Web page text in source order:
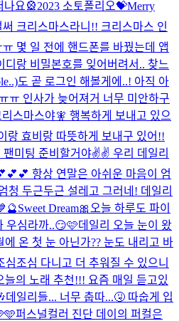
나요🎡2023 소토폴리오💝Merry
크리스마스라니!! 크리스마스 인
몇 일 전에 핸드폰를 바꿨는데 앱
디랑 비밀본호를 잊어버려서.. 찾느
도 곧 로그인 해볼게에..! 아직 아
ㅠ 인사가 늦어져거 너무 미안하구
스마스야🧚 행복하게 보내고 있으
랑 효비랑 따뜻하게 보내구 있어!!
팬미팅 준비할거야✌️✌️ 우리 데일리
항상 연말은 아쉬운 마음이 엄
청 두근두근 설레고 그러네! 데일리
🔮Sweet Dream🎀 오늘 하루도 파이
우심라까..😏🩷데일리 오늘 눈이 왔
온 첫 눈 아닌가?? 눈도 내리고 바
조심 다니고 더 추워질 수 있으니
의 노래 추천!!! 요즘 매일 듣고있
데일리들... 너무 춥따...🤧 따숩게 입
퍼스널컬러 진단 데이의 퍼컬은